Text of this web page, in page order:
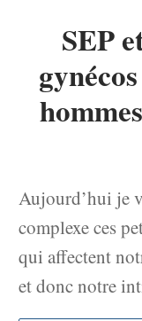
SEP
Aujourd’hui je
complexe ces
qui affectent
et donc notre